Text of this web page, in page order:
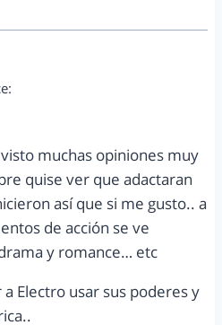
muchas opiniones muy
quise ver que adactaran
así que si me gusto.. a
de acción se ve
y romance… etc
Electro usar sus poderes y